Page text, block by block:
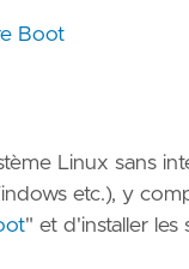
Boot
Linux sans
etc.), y
" et d'installer les